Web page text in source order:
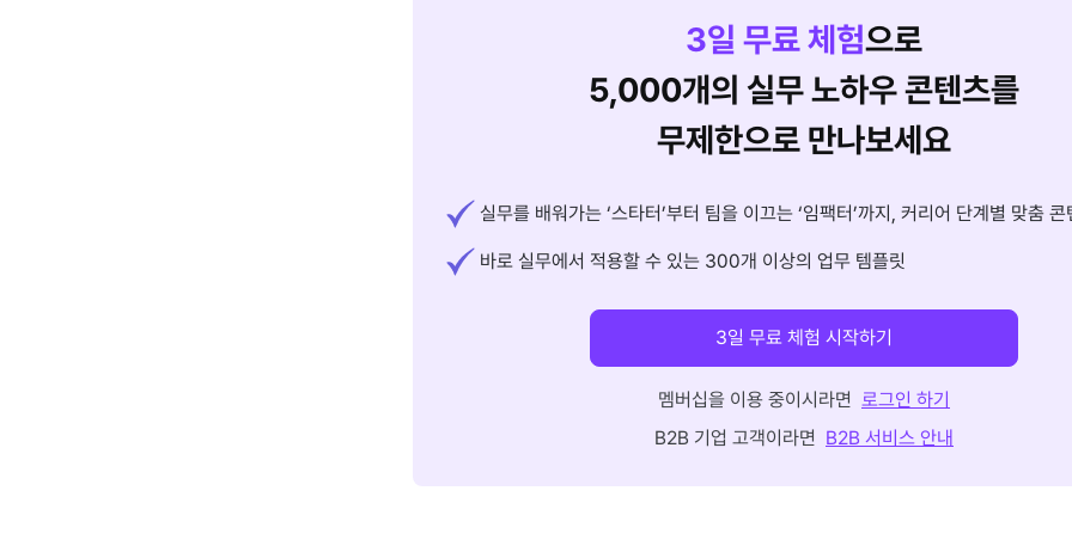
3일 무료 체험으로
5,000개의 실무 노하우 콘텐츠를
무제한으로 만나보세요
실무를 배워가는 ‘스타터’부터 팀을 이끄는 ‘임팩터’까지, 커리어 단계별 맞춤 콘
바로 실무에서 적용할 수 있는 300개 이상의 업무 템플릿
3일 무료 체험 시작하기
멤버십을 이용 중이시라면 로그인 하기
B2B 기업 고객이라면 B2B 서비스 안내